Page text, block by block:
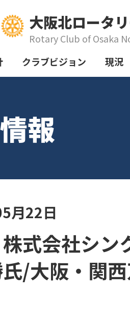
大阪北ロータ
Rotary Club of Osaka
クラブビジョン 現況
報
月22日
式会社シ
/大阪・関